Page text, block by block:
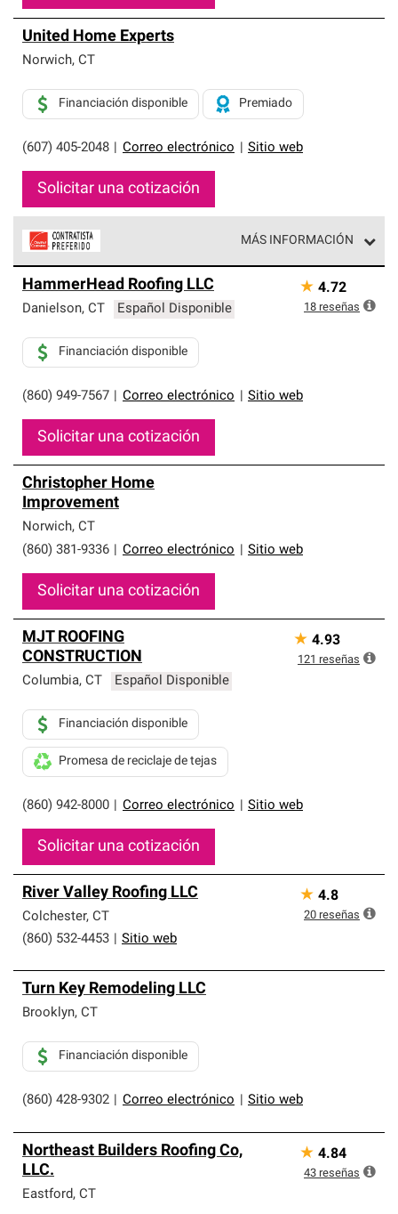
United Home Experts
Norwich, CT
(607) 405-2048 Correo electrónico Sitio web
Financiación disponible Premiado
Solicitar una cotización
MÁS INFORMACIÓN
parte de una red exclusiva de profesionales de techos
que cumplen con altos estándares y requisitos estrictos
HammerHead Roofing LLC
Danielson, CT Español Disponible
(860) 949-7567 Correo electrónico Sitio web
Financiación disponible
Solicitar una cotización
★ 4.72
18 reseñas
Christopher Home
Improvement
Norwich, CT
(860) 381-9336
Correo electrónico Sitio web
Solicitar una cotización
MJT ROOFING
CONSTRUCTION
Columbia, CT Español Disponible
(860) 942-8000 Correo electrónico Sitio web
Financiación disponible
Promesa de reciclaje de tejas
Solicitar una cotización
★ 4.93
121 reseñas
River Valley Roofing LLC
Colchester, CT
(860) 532-4453
Sitio web
★ 4.8
20 reseñas
Turn Key Remodeling LLC
Brooklyn, CT
(860) 428-9302 Correo electrónico Sitio web
Financiación disponible
Northeast Builders Roofing Co,
LLC.
Eastford, CT
★ 4.84
43 reseñas